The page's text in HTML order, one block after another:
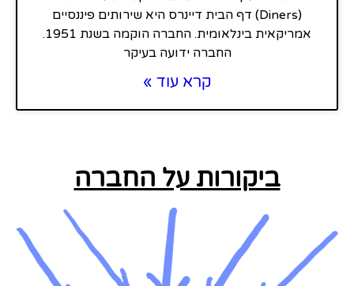
(Diners) דף הבית דיינרס היא שירותים פיננסיים
אמריקאית בינלאומית. החברה הוקמה בשנת 1951.
החברה ידועה בעיקר
קרא עוד »
ביקורות על החברה